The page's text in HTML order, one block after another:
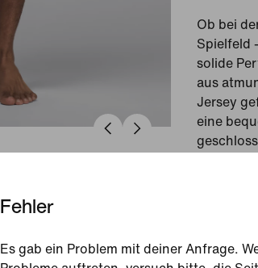
Fehler
Es gab ein Problem mit deiner Anfrage.
Ob bei
Spielfeld
solide
aus
Jersey
eine